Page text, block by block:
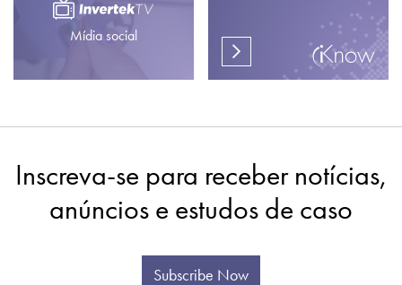
Mídia social
Inscreva-se para receber notícias,
anúncios e estudos de caso
Subscribe Now